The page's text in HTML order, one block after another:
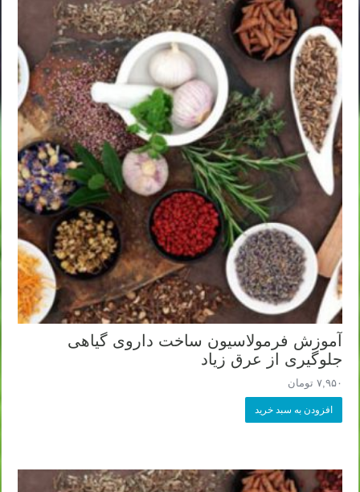
آموزش فرمولاسیون ساخت داروی گیاهی
جلوگیری از عرق زیاد
۷,۹۵۰ تومان
افزودن به سبد خرید